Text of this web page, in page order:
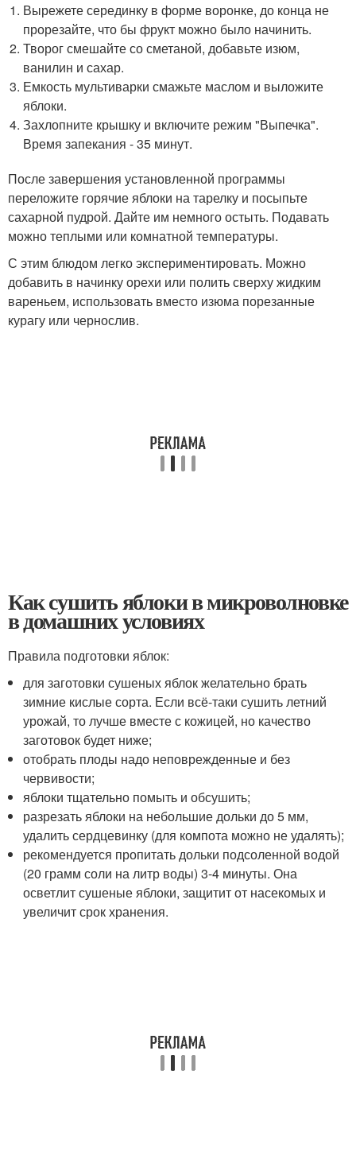
Вырежете серединку в форме воронке, до конца не
прорезайте, что бы фрукт можно было начинить.
Творог смешайте со сметаной, добавьте изюм,
ванилин и сахар.
Емкость мультиварки смажьте маслом и выложите
яблоки.
Захлопните крышку и включите режим "Выпечка".
Время запекания - 35 минут.
После завершения установленной программы
переложите горячие яблоки на тарелку и посыпьте
сахарной пудрой. Дайте им немного остыть. Подавать
можно теплыми или комнатной температуры.
С этим блюдом легко экспериментировать. Можно
добавить в начинку орехи или полить сверху жидким
вареньем, использовать вместо изюма порезанные
курагу или чернослив.
Как сушить яблоки в микроволновке
в домашних условиях
Правила подготовки яблок:
для заготовки сушеных яблок желательно брать
зимние кислые сорта. Если всё-таки сушить летний
урожай, то лучше вместе с кожицей, но качество
заготовок будет ниже;
отобрать плоды надо неповрежденные и без
червивости;
яблоки тщательно помыть и обсушить;
разрезать яблоки на небольшие дольки до 5 мм,
удалить сердцевинку (для компота можно не удалять);
рекомендуется пропитать дольки подсоленной водой
(20 грамм соли на литр воды) 3-4 минуты. Она
осветлит сушеные яблоки, защитит от насекомых и
увеличит срок хранения.